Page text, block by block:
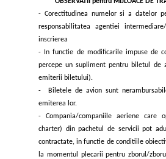
- Corectitudinea numelor si a datelor
responsabilitatea agentiei
inscrierea
- In functie de modificarile impuse de
percepe un supliment pentru biletul de
emiterii biletului).
- Biletele de avion sunt
emiterea lor.
- Compania/companiile aeriene care
charter) din pachetul de servicii pot
contractate, in functie de conditiile
la momentul plecarii pentru zborul/